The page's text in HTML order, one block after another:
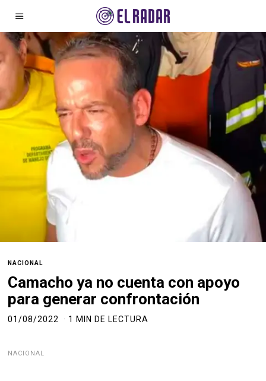
NACIONAL
Camacho ya no cuenta con apoyo
para generar confrontación
01/08/2022 1 MIN DE LECTURA
NACIONAL